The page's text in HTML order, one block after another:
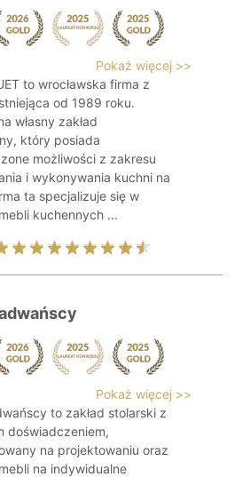
Pokaż więcej >>
to wrocławska firma z
od 1989 roku.
własny zakład
który posiada
możliwości z zakresu
i wykonywania kuchni na
ta specjalizuje się w
kuchennych ...
Pokaż więcej >>
to zakład stolarski z
doświadczeniem,
na projektowaniu oraz
na indywidualne